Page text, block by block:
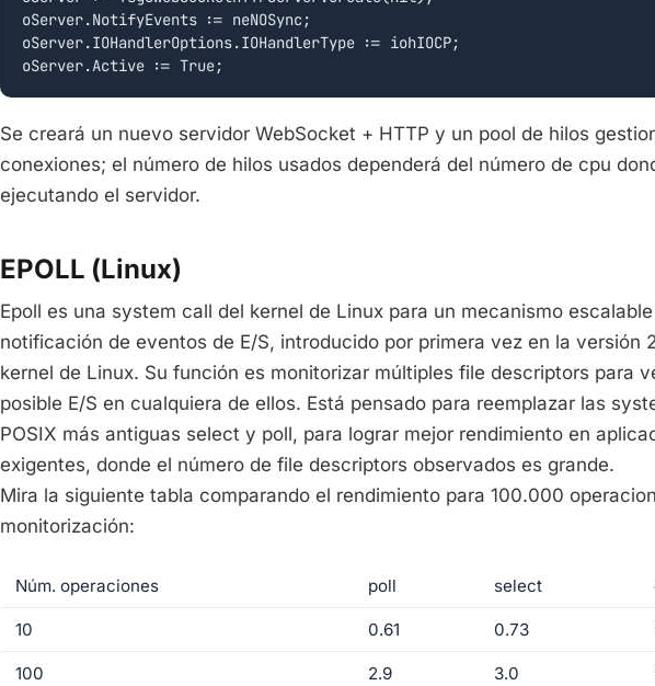
oServer.NotifyEvents := neNOSync;
oServer.IOHandlerOptions.IOHandlerType := iohIOCP;
Se creará un nuevo servidor WebSocket + HTTP y un pool de hilos
conexiones; el número de hilos usados dependerá del número de cpu
ejecutando el servidor.
EPOLL (Linux)
Epoll es una system call del kernel de Linux para un mecanismo
notificación de eventos de E/S, introducido por primera vez en la versión
kernel de Linux. Su función es monitorizar múltiples file descriptors para
posible E/S en cualquiera de ellos. Está pensado para reemplazar las
POSIX más antiguas select y poll, para lograr mejor rendimiento en
exigentes, donde el número de file descriptors observados es grande.
Mira la siguiente tabla comparando el rendimiento para 100.000
monitorización:
Núm. operaciones poll select
10 0.61 0.73
100 2.9 3.0